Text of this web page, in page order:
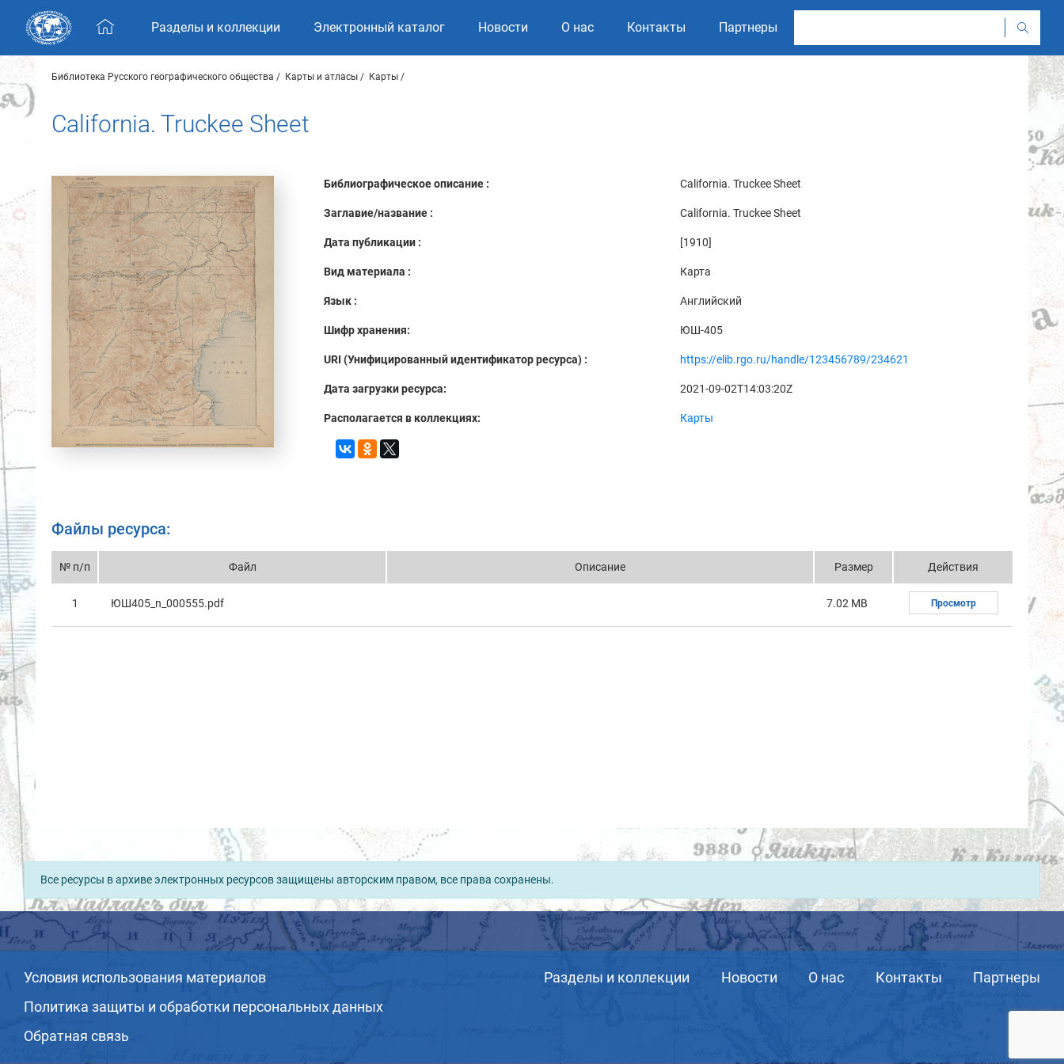
Skip navigation
Разделы и коллекции Электронный каталог Новости О нас Контакты Партнеры
Библиотека Русского географического общества Карты и атласы Карты
California. Truckee Sheet
Библиографическое описание : California. Truckee Sheet
Заглавие/название : California. Truckee Sheet
Дата публикации : [1910]
Вид материала : Карта
Язык : Английский
Шифр хранения: ЮШ-405
URI (Унифицированный идентификатор ресурса) : https://elib.rgo.ru/handle/123456789/234621
Дата загрузки ресурса: 2021-09-02T14:03:20Z
Располагается в коллекциях: Карты
Файлы ресурса:
№ п/п Файл Описание Размер Действия
1 ЮШ405_n_000555.pdf 7.02 MB Просмотр
Все ресурсы в архиве электронных ресурсов защищены авторским правом, все права сохранены.
Условия использования материалов
Политика защиты и обработки персональных данных
Обратная связь
Разделы и коллекции Новости О нас Контакты Партнеры